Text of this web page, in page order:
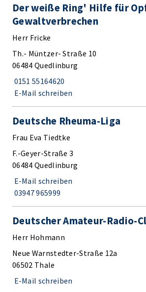
Der weiße Ring' Hilfe für
Gewaltverbrechen
Herr Fricke
Th.- Müntzer- Straße 10
06484 Quedlinburg
0151 55164620
E-Mail schreiben
Deutsche Rheuma-Liga
Frau Eva Tiedtke
F.-Geyer-Straße 3
06484 Quedlinburg
E-Mail schreiben
03947 965999
Deutscher Amateur-Radio-
Herr Hohmann
Neue Warnstedter-Straße 12a
06502 Thale
E-Mail schreiben